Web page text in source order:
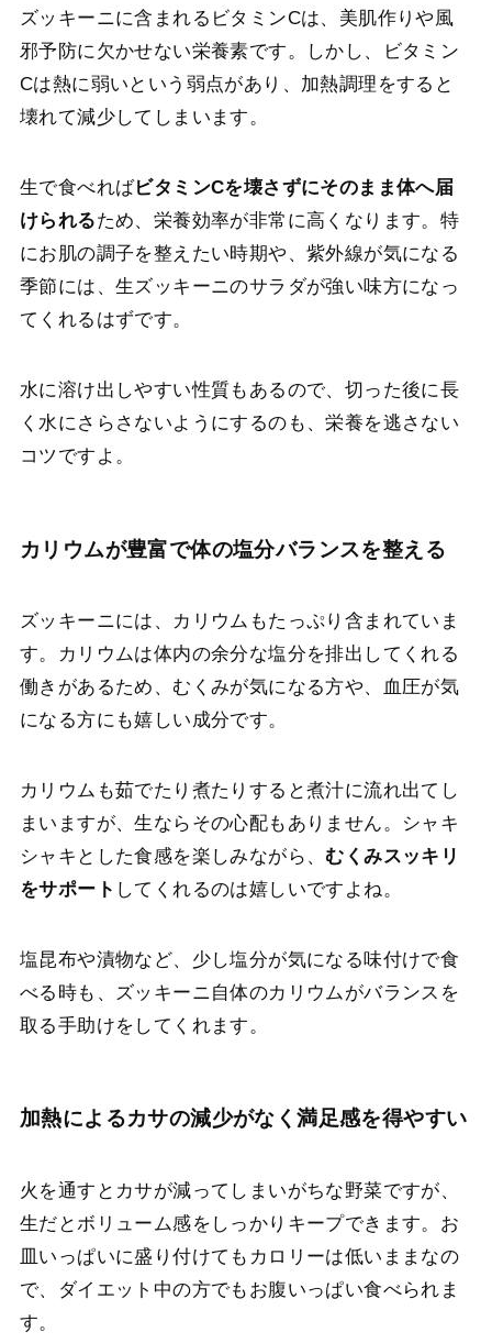
ズッキーニに含まれるビタミンCは、美肌作りや風
邪予防に欠かせない栄養素です。しかし、ビタミン
Cは熱に弱いという弱点があり、加熱調理をすると
壊れて減少してしまいます。
生で食べればビタミンCを壊さずにそのまま体へ届
けられるため、栄養効率が非常に高くなります。特
にお肌の調子を整えたい時期や、紫外線が気になる
季節には、生ズッキーニのサラダが強い味方になっ
てくれるはずです。
水に溶け出しやすい性質もあるので、切った後に長
く水にさらさないようにするのも、栄養を逃さない
コツですよ。
カリウムが豊富で体の塩分バランスを整える
ズッキーニには、カリウムもたっぷり含まれていま
す。カリウムは体内の余分な塩分を排出してくれる
働きがあるため、むくみが気になる方や、血圧が気
になる方にも嬉しい成分です。
カリウムも茹でたり煮たりすると煮汁に流れ出てし
まいますが、生ならその心配もありません。シャキ
シャキとした食感を楽しみながら、 むくみスッキリ
をサポート してくれるのは嬉しいですよね。
塩昆布や漬物など、少し塩分が気になる味付けで食
べる時も、ズッキーニ自体のカリウムがバランスを
取る手助けをしてくれます。
加熱によるカサの減少がなく満足感を得やすい
火を通すとカサが減ってしまいがちな野菜ですが、
生だとボリューム感をしっかりキープできます。お
皿いっぱいに盛り付けてもカロリーは低いままなの
で、ダイエット中の方でもお腹いっぱい食べられま
す。